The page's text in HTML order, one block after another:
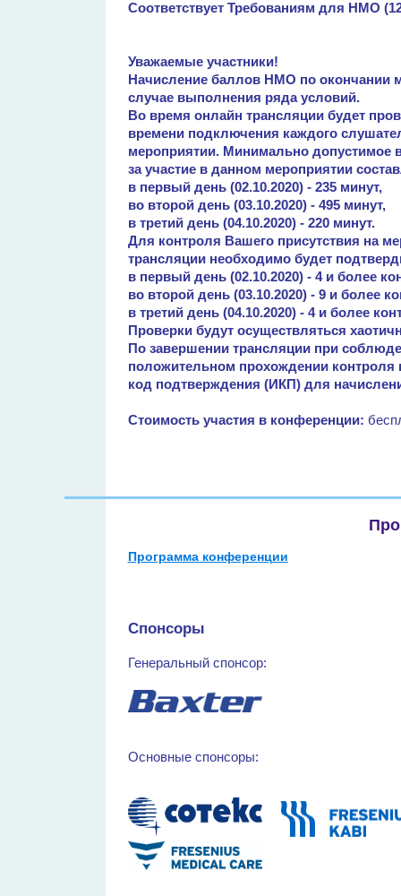
Соответствует Требованиям для НМО
Уважаемые участники!
Начисление баллов НМО по окончании
случае выполнения ряда условий.
Во время онлайн трансляции будет
времени подключения каждого
мероприятии. Минимально допустимое
за участие в данном мероприятии
в первый день (02.10.2020) - 235 минут,
во второй день (03.10.2020) - 495 минут,
в третий день (04.10.2020) - 220 минут.
Для контроля Вашего присутствия на
трансляции необходимо будет
в первый день (02.10.2020) - 4 и более
во второй день (03.10.2020) - 9 и более
в третий день (04.10.2020) - 4 и более
Проверки будут осуществляться
По завершении трансляции при
положительном прохождении
код подтверждения (ИКП) для
Стоимость участия в конференции:
Программа конференции
Спонсоры
Генеральный спонсор:
Основные спонсоры: